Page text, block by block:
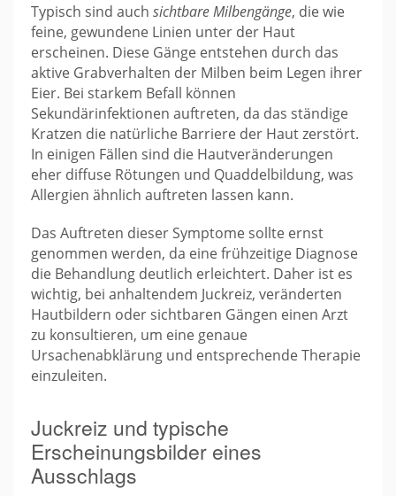
Typisch sind auch sichtbare Milbengänge, die wie
feine, gewundene Linien unter der Haut
erscheinen. Diese Gänge entstehen durch das
aktive Grabverhalten der Milben beim Legen ihrer
Eier. Bei starkem Befall können
Sekundärinfektionen auftreten, da das ständige
Kratzen die natürliche Barriere der Haut zerstört.
In einigen Fällen sind die Hautveränderungen
eher diffuse Rötungen und Quaddelbildung, was
Allergien ähnlich auftreten lassen kann.
Das Auftreten dieser Symptome sollte ernst
genommen werden, da eine frühzeitige Diagnose
die Behandlung deutlich erleichtert. Daher ist es
wichtig, bei anhaltendem Juckreiz, veränderten
Hautbildern oder sichtbaren Gängen einen Arzt
zu konsultieren, um eine genaue
Ursachenabklärung und entsprechende Therapie
einzuleiten.
Juckreiz und typische
Erscheinungsbilder eines
Ausschlags